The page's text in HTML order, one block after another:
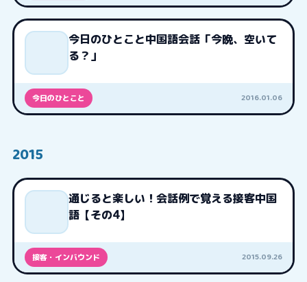
今日のひとこと中国語会話「今晩、空いて
る？」
今日のひとこと 2016.01.06
2015
通じると楽しい！会話例で覚える接客中国
語【その4】
接客・インバウンド 2015.09.26